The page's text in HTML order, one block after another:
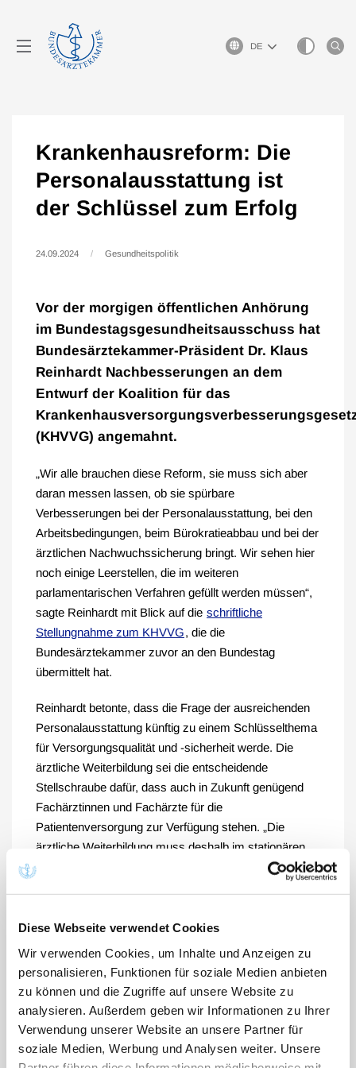
Diese Webseite verwendet Cookies
Wir verwenden Cookies, um Inhalte und Anzeigen zu
personalisieren, Funktionen für soziale Medien anbieten
zu können und die Zugriffe auf unsere Website zu
analysieren. Außerdem geben wir Informationen zu Ihrer
Verwendung unserer Website an unsere Partner für
soziale Medien, Werbung und Analysen weiter. Unsere
Sprachauswahl
Krankenhausreform: Die
Personalausstattung ist
der Schlüssel zum Erfolg
24.09.2024 Gesundheitspolitik
Vor der morgigen öffentlichen Anhörung
im Bundestagsgesundheitsausschuss hat
Bundesärztekammer-Präsident Dr. Klaus
Reinhardt Nachbesserungen an dem
Entwurf der Koalition für das
(KHVVG) angemahnt.
„Wir alle brauchen diese Reform, sie muss sich aber
daran messen lassen, ob sie spürbare
Verbesserungen bei der Personalausstattung, bei den
Arbeitsbedingungen, beim Bürokratieabbau und bei der
ärztlichen Nachwuchssicherung bringt. Wir sehen hier
noch einige Leerstellen, die im weiteren
parlamentarischen Verfahren gefüllt werden müssen“,
sagte Reinhardt mit Blick auf die schriftliche
Stellungnahme zum KHVVG, die die
Bundesärztekammer zuvor an den Bundestag
übermittelt hat.
Reinhardt betonte, dass die Frage der ausreichenden
Personalausstattung künftig zu einem Schlüsselthema
für Versorgungsqualität und -sicherheit werde. Die
ärztliche Weiterbildung sei die entscheidende
Stellschraube dafür, dass auch in Zukunft genügend
Fachärztinnen und Fachärzte für die
Patientenversorgung zur Verfügung stehen. „Die
ärztliche Weiterbildung muss deshalb im stationären
wie im ambulanten Bereich ausreichend und
Leistungsgruppenplanung werde zudem zu einer
stärkeren Zentralisierung weiterbildungsrelevanter
Versorgungsinhalte führen. Deshalb müsse auf mehr
Kooperation von Krankenhäusern, die solche
Versorgungsaufträge erhalten, mit anderen
Krankenhäusern und weiteren Einrichtungen der
Patientenversorgung hingewirkt werden. Hierbei seien
auch arbeits- und steuerrechtliche Fragen, wie zum